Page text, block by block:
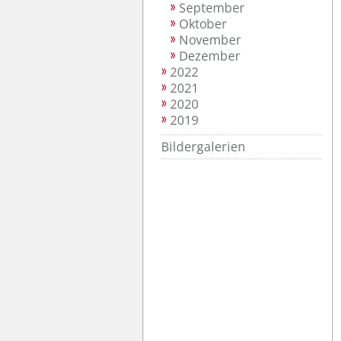
September
Oktober
November
Dezember
2022
2021
2020
2019
Bildergalerien